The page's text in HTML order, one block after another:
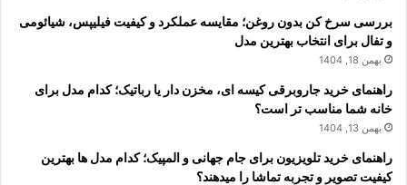
بررسی سرخ کن بدون روغن؛ مقایسه عملکرد و کیفیت فیلیپس، شیائومی
و تفال برای انتخاب بهترین مدل
بهمن 18, 1404
راهنمای خرید جاروبرقی کیسه ای، مخزن دار یا رباتیک؛ کدام مدل برای
خانه شما مناسب تر است؟
بهمن 13, 1404
راهنمای خرید تلویزیون برای جام جهانی و المپیک؛ کدام مدل ها بهترین
کیفیت تصویر و تجربه تماشا را میدهند؟